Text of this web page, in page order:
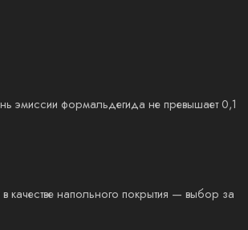
эмиссии формальдегида не превышает 0,1
качестве напольного покрытия — выбор за